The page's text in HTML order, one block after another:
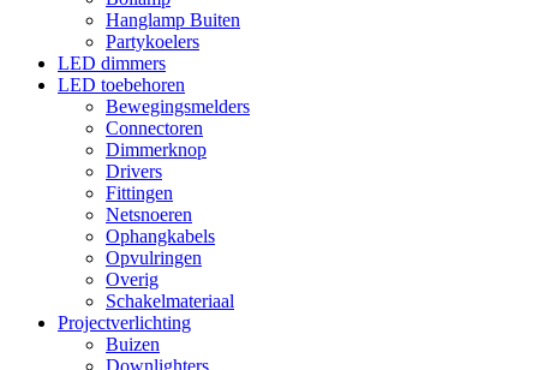
Hanglamp Buiten
Partykoelers
LED dimmers
LED toebehoren
Bewegingsmelders
Connectoren
Dimmerknop
Drivers
Fittingen
Netsnoeren
Ophangkabels
Opvulringen
Overig
Schakelmateriaal
Projectverlichting
Buizen
Downlighters